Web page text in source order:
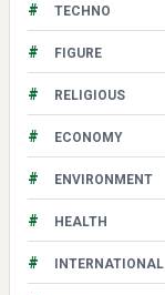
# TECHNO
# FIGURE
# RELIGIOUS
# ECONOMY
# ENVIRONMENT
# HEALTH
# INTERNATIONAL